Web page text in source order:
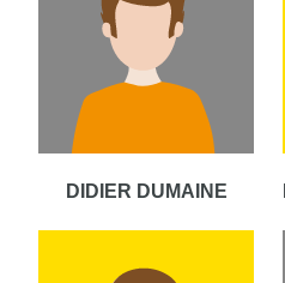
DIDIER DUMAINE